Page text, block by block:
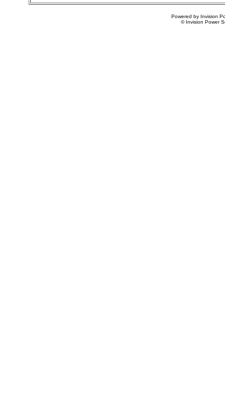
Powered by Invision
© Invision Power